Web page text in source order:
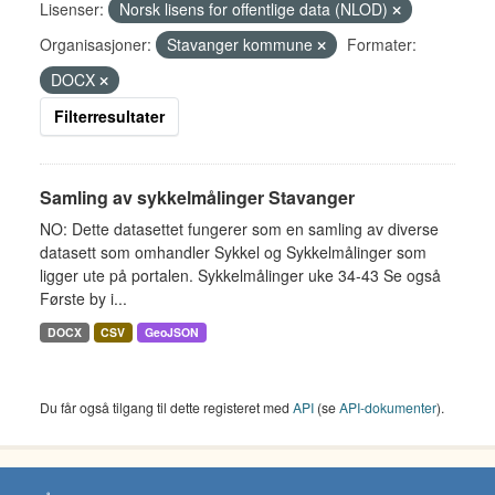
Lisenser:
Norsk lisens for offentlige data (NLOD)
Organisasjoner:
Stavanger kommune
Formater:
DOCX
Filterresultater
Samling av sykkelmålinger Stavanger
NO: Dette datasettet fungerer som en samling av diverse
datasett som omhandler Sykkel og Sykkelmålinger som
ligger ute på portalen. Sykkelmålinger uke 34-43 Se også
Første by i...
DOCX CSV GeoJSON
Du får også tilgang til dette registeret med API (seAPI-dokumenter).